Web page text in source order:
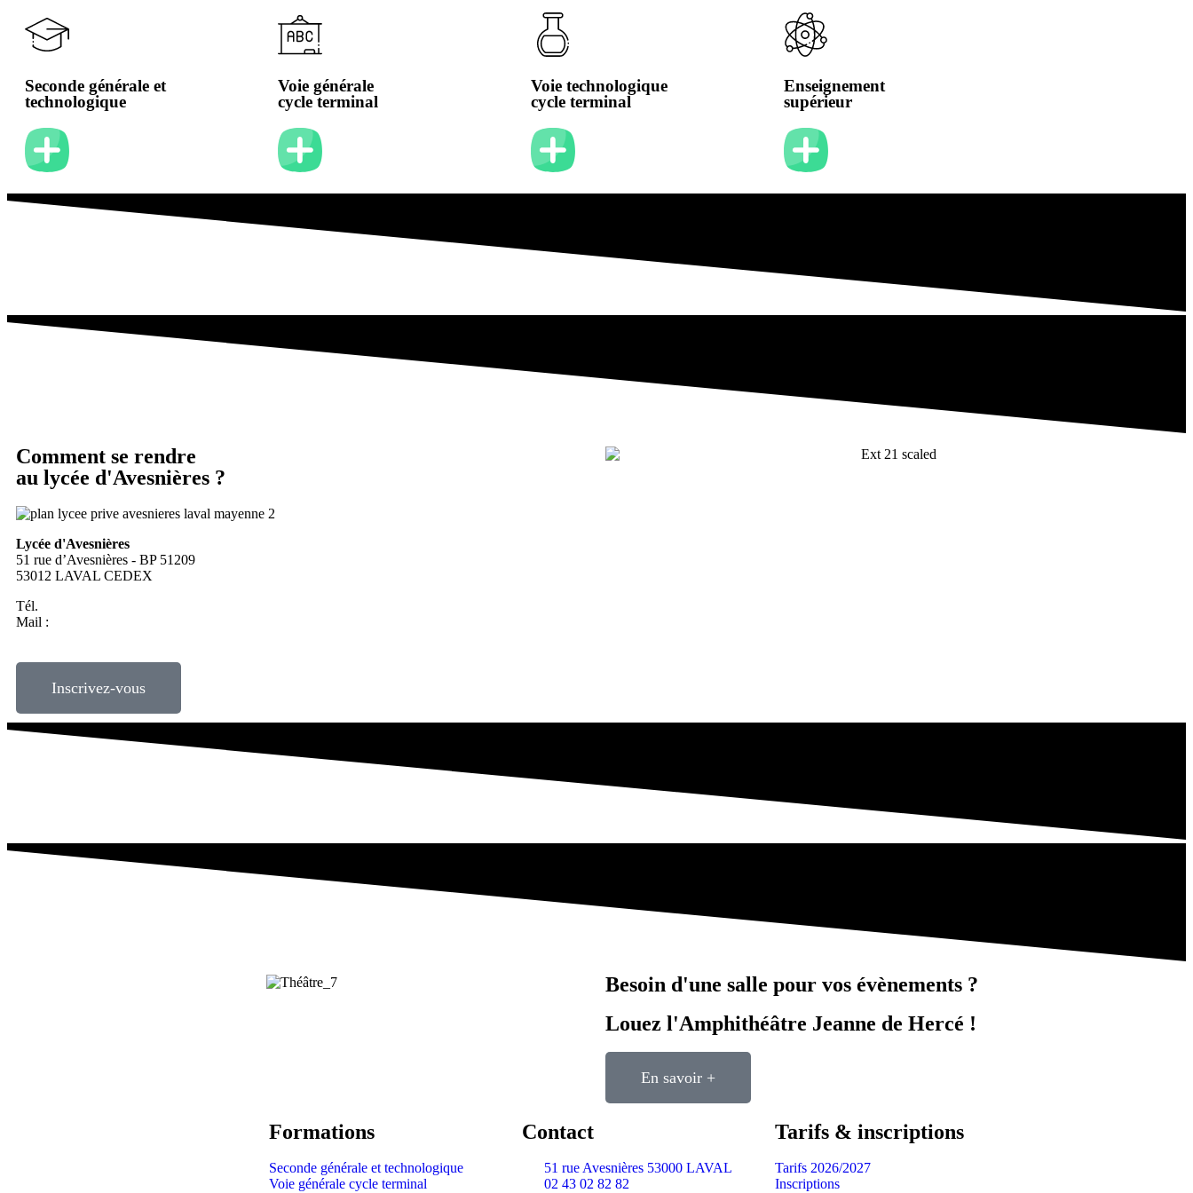
Seconde générale et
technologique
Voie générale
cycle terminal
Voie technologique
cycle terminal
Enseignement
supérieur
Comment se rendre
au lycée d'Avesnières ?
Lycée d'Avesnières
51 rue d’Avesnières - BP 51209
53012 LAVAL CEDEX
Tél.
Mail :
Inscrivez-vous
Besoin d'une salle pour vos évènements ?
Louez l'Amphithéâtre Jeanne de Hercé !
En savoir +
Formations
Seconde générale et technologique
Voie générale cycle terminal
Contact
51 rue Avesnières 53000 LAVAL
02 43 02 82 82
Tarifs & inscriptions
Tarifs 2026/2027
Inscriptions